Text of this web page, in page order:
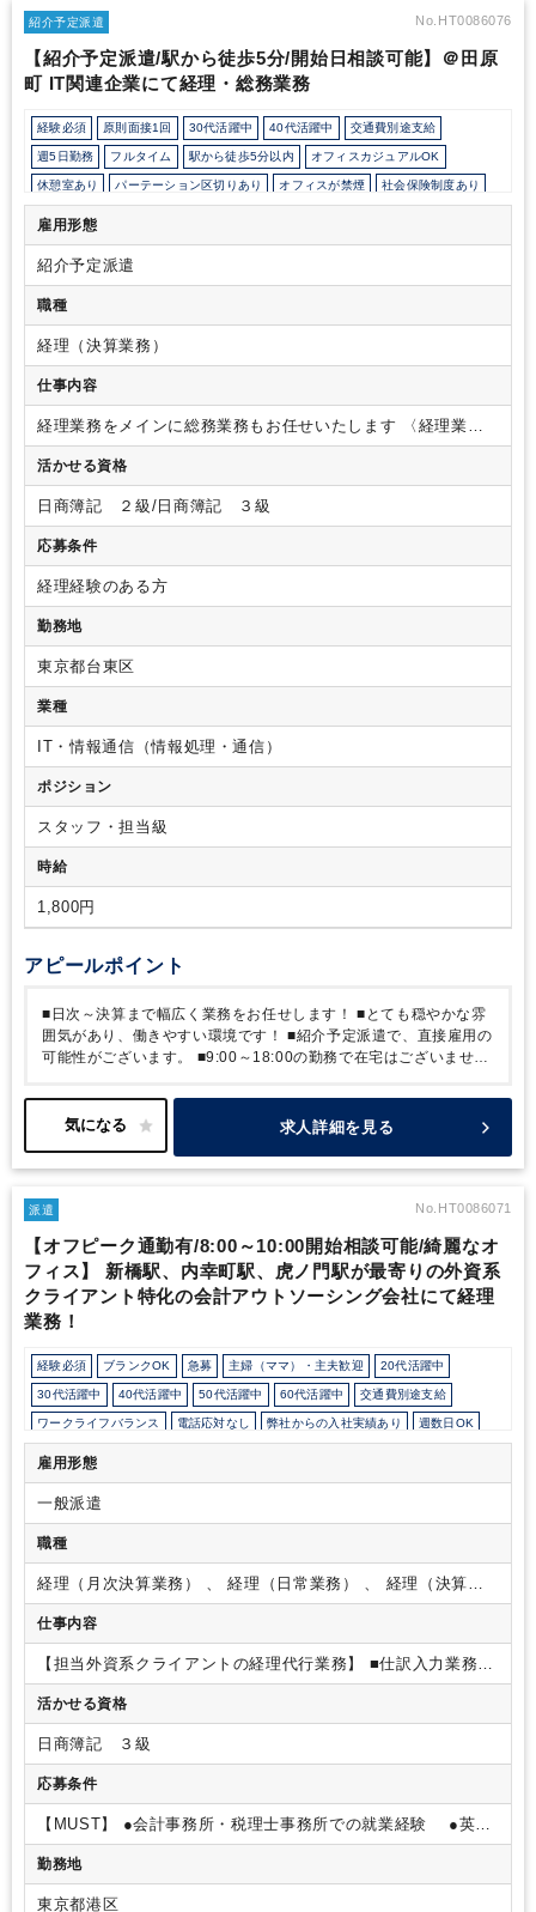
スーツです。）
■フリーアドレスとなり、ＰＣ・携帯を貸与いたし
紹介予定派遣 No.HT0086076
【紹介予定派遣/駅から徒歩5分/開始日相談可能】＠田原
町 IT関連企業にて経理・総務業務
経験必須 原則面接1回 30代活躍中 40代活躍中 交通費別途支給
週5日勤務 フルタイム 駅から徒歩5分以内 オフィスカジュアルOK
休憩室あり パーテーション区切りあり オフィスが禁煙 社会保険制度あり
業界知識・専門用語等のOJT 完全週休2日制 年間休日120日以上
EXCELのスキルが活かせる
雇用形態
紹介予定派遣
職種
経理（決算業務）
仕事内容
経理業務をメインに総務業務もお任せいたします 〈経理業
務〉日次（請求書管理、支払業務、入出金管理（ネットバン
キング）、経費精算）
士対応 〈総務業務〉 部品購入、テナントとの連絡、代表電話
の対応
活かせる資格
日商簿記 ２級/日商簿記 ３級
応募条件
経理経験のある方
勤務地
東京都台東区
業種
IT・情報通信（情報処理・通信）
ポジション
スタッフ・担当級
時給
1,800円
アピールポイント
■日次～決算まで幅広く業務をお任せします！
■とても穏やかな雰
囲気があり、働きやすい環境です！
■紹介予定派遣で、直接雇用の
可能性がございます。
■9:00～18:00の勤務で在宅はございませ
求人詳細を見る
派遣 No.HT0086071
【オフピーク通勤有/8:00～10:00開始相談可能/綺麗なオ
フィス】 新橋駅、内幸町駅、虎ノ門駅が最寄りの外資系
クライアント特化の会計アウトソーシング会社にて経理
業務！
経験必須 ブランクOK 急募 主婦（ママ）・主夫歓迎 20代活躍中
30代活躍中 40代活躍中 50代活躍中 60代活躍中 交通費別途支給
ワークライフバランス 電話応対なし 弊社からの入社実績あり 週数日OK
勤務終了時間の相談OK 朝遅め 定時早め 16時以前退社OK フルタイム
9時30分出社OK
外資系企業
オフィスが禁煙 派遣スタッフ活躍中 ルーティンワークがメイン
社内システム等のOJT 業務手順等のOJT 土日祝休み 完全週休2日制
EXCELのスキルが活かせる
雇用形態
一般派遣
職種
経理（月次決算業務） 、 経理（日常業務） 、 経理（決算業
務）
仕事内容
【担当外資系クライアントの経理代行業務】 ■仕訳入力業務
月次決算業務■経費精算業務■支払い業務■ファイリング等※
電話応対無
活かせる資格
日商簿記 ３級
応募条件
【MUST】 ●会計事務所・税理士事務所での就業経験
●英語
に抵抗の無い方
勤務地
東京都港区